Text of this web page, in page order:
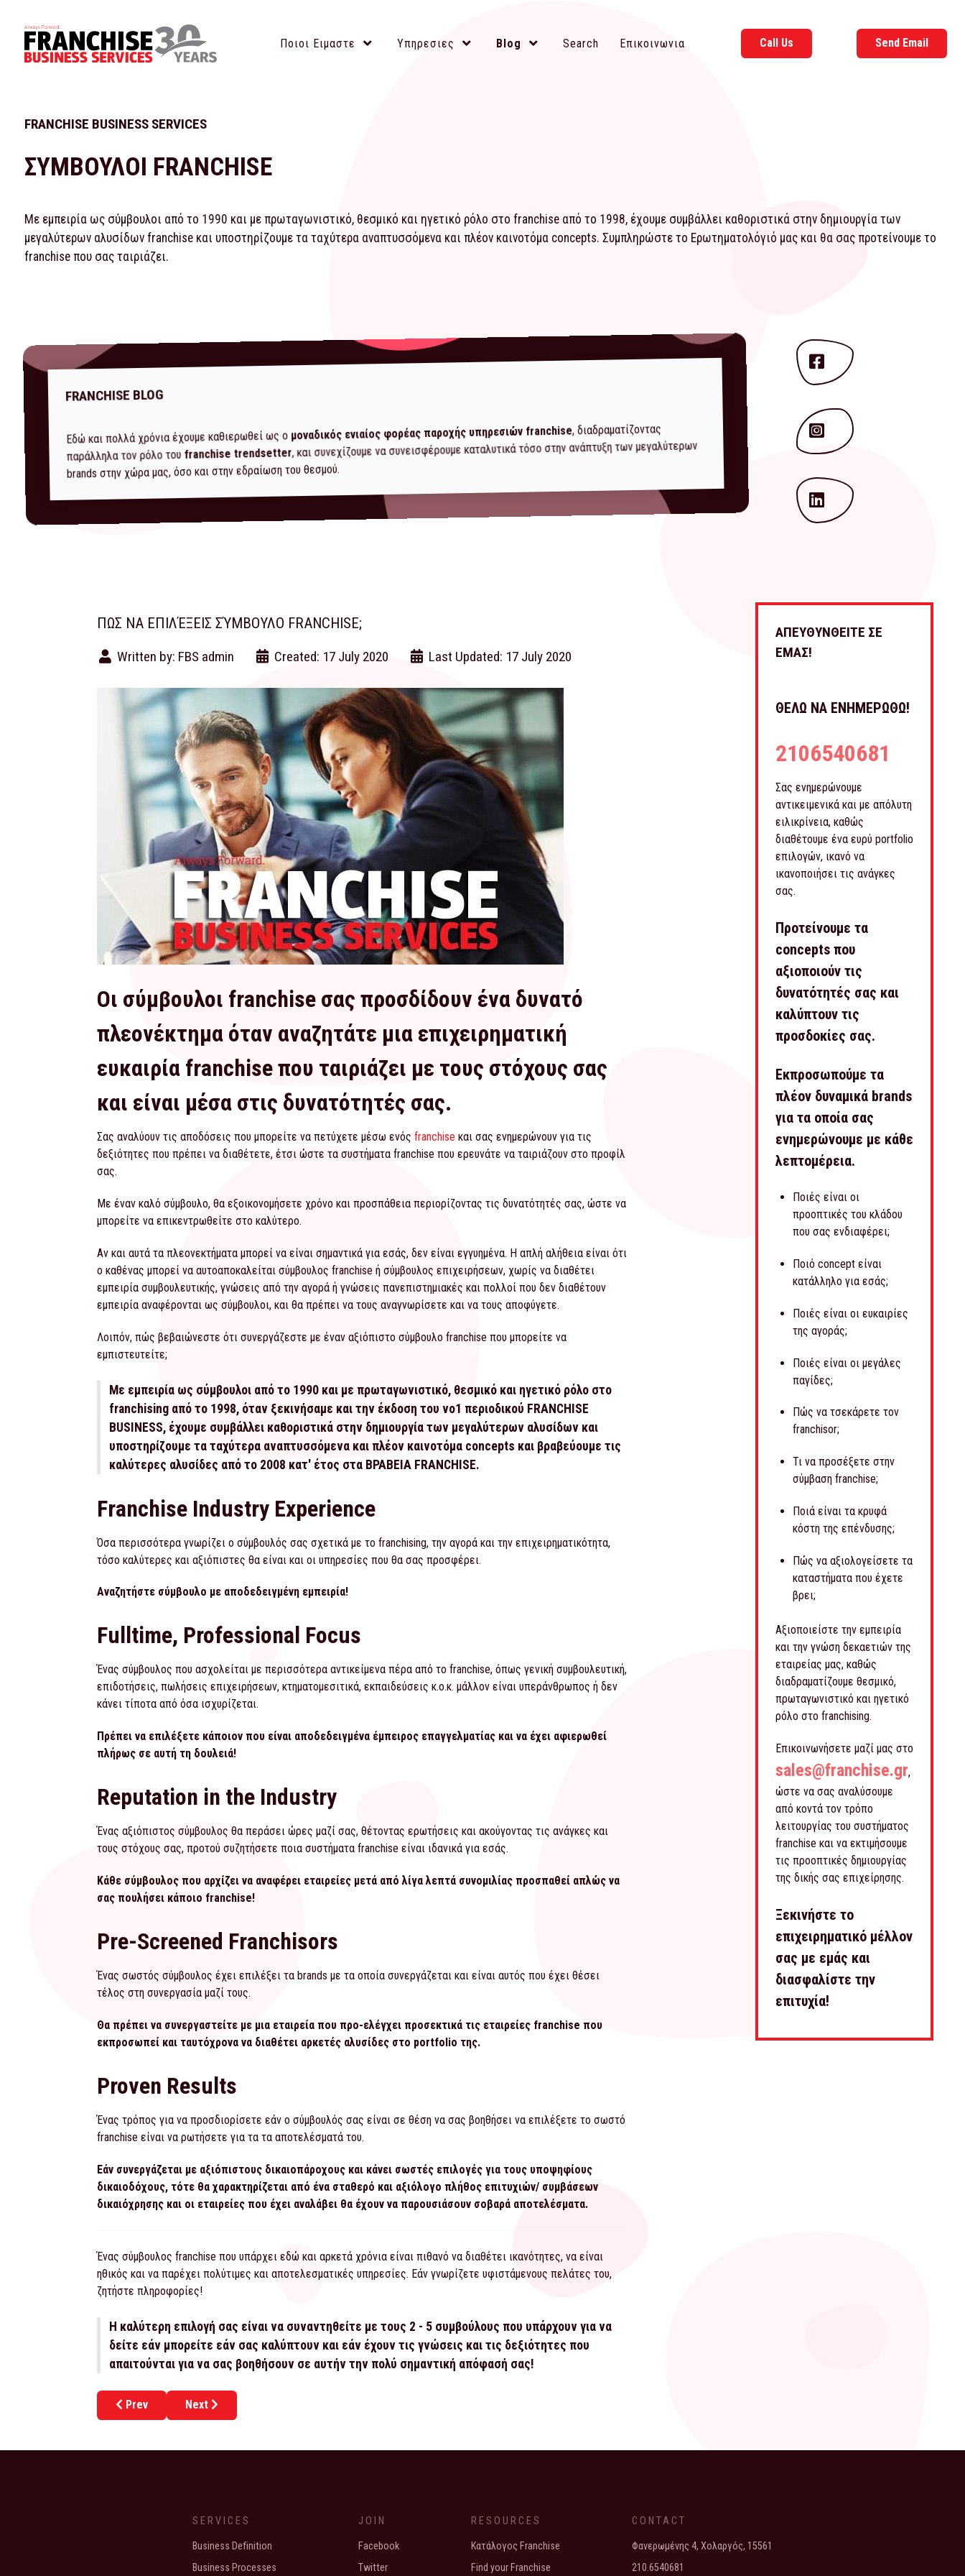
Ποιοι Ειμαστε Υπηρεσιες Blog Search Επικοινωνια Call Us Send Email
FRANCHISE BUSINESS SERVICES
ΣΥΜΒΟΥΛΟΙ FRANCHISE
Με εμπειρία ως σύμβουλοι από το 1990 και με πρωταγωνιστικό, θεσμικό και ηγετικό ρόλο στο franchise από το 1998, έχουμε συμβάλλει καθοριστικά στην δημιουργία των
μεγαλύτερων αλυσίδων franchise και υποστηρίζουμε τα ταχύτερα αναπτυσσόμενα και πλέον καινοτόμα concepts. Συμπληρώστε το Ερωτηματολόγιό μας και θα σας προτείνουμε το
franchise που σας ταιριάζει.
FRANCHISE BLOG
Εδώ και πολλά χρόνια έχουμε καθιερωθεί ως ο μοναδικός ενιαίος φορέας παροχής υπηρεσιών franchise, διαδραματίζοντας
παράλληλα τον ρόλο του franchise trendsetter, και συνεχίζουμε να συνεισφέρουμε καταλυτικά τόσο στην ανάπτυξη των μεγαλύτερων
brands στην χώρα μας, όσο και στην εδραίωση του θεσμού.
ΠΩΣ ΝΑ ΕΠΙΛΈΞΕΙΣ ΣΎΜΒΟΥΛΟ FRANCHISE;
Written by: FBS admin Created: 17 July 2020 Last Updated: 17 July 2020
Οι σύμβουλοι franchise σας προσδίδουν ένα δυνατό
πλεονέκτημα όταν αναζητάτε μια επιχειρηματική
ευκαιρία franchise που ταιριάζει με τους στόχους σας
και είναι μέσα στις δυνατότητές σας.
Σας αναλύουν τις αποδόσεις που μπορείτε να πετύχετε μέσω ενός franchise και σας ενημερώνουν για τις
δεξιότητες που πρέπει να διαθέτετε, έτσι ώστε τα συστήματα franchise που ερευνάτε να ταιριάζουν στο προφίλ
σας.
Με έναν καλό σύμβουλο, θα εξοικονομήσετε χρόνο και προσπάθεια περιορίζοντας τις δυνατότητές σας, ώστε να
μπορείτε να επικεντρωθείτε στο καλύτερο.
Αν και αυτά τα πλεονεκτήματα μπορεί να είναι σημαντικά για εσάς, δεν είναι εγγυημένα. Η απλή αλήθεια είναι ότι
ο καθένας μπορεί να αυτοαποκαλείται σύμβουλος franchise ή σύμβουλος επιχειρήσεων, χωρίς να διαθέτει
εμπειρία συμβουλευτικής, γνώσεις από την αγορά ή γνώσεις πανεπιστημιακές και πολλοί που δεν διαθέτουν
εμπειρία αναφέρονται ως σύμβουλοι, και θα πρέπει να τους αναγνωρίσετε και να τους αποφύγετε.
Λοιπόν, πώς βεβαιώνεστε ότι συνεργάζεστε με έναν αξιόπιστο σύμβουλο franchise που μπορείτε να
εμπιστευτείτε;
Με εμπειρία ως σύμβουλοι από το 1990 και με πρωταγωνιστικό, θεσμικό και ηγετικό ρόλο στο
franchising από το 1998, όταν ξεκινήσαμε και την έκδοση του νο1 περιοδικού FRANCHISE
BUSINESS, έχουμε συμβάλλει καθοριστικά στην δημιουργία των μεγαλύτερων αλυσίδων και
υποστηρίζουμε τα ταχύτερα αναπτυσσόμενα και πλέον καινοτόμα concepts και βραβεύουμε τις
καλύτερες αλυσίδες από το 2008 κατ' έτος στα ΒΡΑΒΕΙΑ FRANCHISE.
Franchise Industry Experience
Όσα περισσότερα γνωρίζει ο σύμβουλός σας σχετικά με το franchising, την αγορά και την επιχειρηματικότητα,
τόσο καλύτερες και αξιόπιστες θα είναι και οι υπηρεσίες που θα σας προσφέρει.
Αναζητήστε σύμβουλο με αποδεδειγμένη εμπειρία!
Fulltime, Professional Focus
Ένας σύμβουλος που ασχολείται με περισσότερα αντικείμενα πέρα από το franchise, όπως γενική συμβουλευτική,
επιδοτήσεις, πωλήσεις επιχειρήσεων, κτηματομεσιτικά, εκπαιδεύσεις κ.ο.κ. μάλλον είναι υπεράνθρωπος ή δεν
κάνει τίποτα από όσα ισχυρίζεται.
Πρέπει να επιλέξετε κάποιον που είναι αποδεδειγμένα έμπειρος επαγγελματίας και να έχει αφιερωθεί
πλήρως σε αυτή τη δουλειά!
Reputation in the Industry
Ένας αξιόπιστος σύμβουλος θα περάσει ώρες μαζί σας, θέτοντας ερωτήσεις και ακούγοντας τις ανάγκες και
τους στόχους σας, προτού συζητήσετε ποια συστήματα franchise είναι ιδανικά για εσάς.
Κάθε σύμβουλος που αρχίζει να αναφέρει εταιρείες μετά από λίγα λεπτά συνομιλίας προσπαθεί απλώς να
σας πουλήσει κάποιο franchise!
Pre-Screened Franchisors
Ένας σωστός σύμβουλος έχει επιλέξει τα brands με τα οποία συνεργάζεται και είναι αυτός που έχει θέσει
τέλος στη συνεργασία μαζί τους.
Θα πρέπει να συνεργαστείτε με μια εταιρεία που προ-ελέγχει προσεκτικά τις εταιρείες franchise που
εκπροσωπεί και ταυτόχρονα να διαθέτει αρκετές αλυσίδες στο portfolio της.
Proven Results
Ένας τρόπος για να προσδιορίσετε εάν ο σύμβουλός σας είναι σε θέση να σας βοηθήσει να επιλέξετε το σωστό
franchise είναι να ρωτήσετε για τα τα αποτελέσματά του.
Εάν συνεργάζεται με αξιόπιστους δικαιοπάροχους και κάνει σωστές επιλογές για τους υποψηφίους
δικαιοδόχους, τότε θα χαρακτηρίζεται από ένα σταθερό και αξιόλογο πλήθος επιτυχιών/ συμβάσεων
δικαιόχρησης και οι εταιρείες που έχει αναλάβει θα έχουν να παρουσιάσουν σοβαρά αποτελέσματα.
Ένας σύμβουλος franchise που υπάρχει εδώ και αρκετά χρόνια είναι πιθανό να διαθέτει ικανότητες, να είναι
ηθικός και να παρέχει πολύτιμες και αποτελεσματικές υπηρεσίες. Εάν γνωρίζετε υφιστάμενους πελάτες του,
ζητήστε πληροφορίες!
Η καλύτερη επιλογή σας είναι να συναντηθείτε με τους 2 - 5 συμβούλους που υπάρχουν για να
δείτε εάν μπορείτε εάν σας καλύπτουν και εάν έχουν τις γνώσεις και τις δεξιότητες που
απαιτούνται για να σας βοηθήσουν σε αυτήν την πολύ σημαντική απόφασή σας!
Previous article: franchise consulting: Τι σημαίνει
Prev Next article: Franchise Frequently Asked Questions
Next
ΑΠΕΥΘΥΝΘΕΙΤΕ ΣΕ
ΕΜΑΣ!
ΘΕΛΩ ΝΑ ΕΝΗΜΕΡΩΘΩ!
2106540681
Σας ενημερώνουμε
αντικειμενικά και με απόλυτη
ειλικρίνεια, καθώς
διαθέτουμε ένα ευρύ portfolio
επιλογών, ικανό να
ικανοποιήσει τις ανάγκες
σας.
Προτείνουμε τα
concepts που
αξιοποιούν τις
δυνατότητές σας και
καλύπτουν τις
προσδοκίες σας.
Εκπροσωπούμε τα
πλέον δυναμικά brands
για τα οποία σας
ενημερώνουμε με κάθε
λεπτομέρεια.
Ποιές είναι οι
προοπτικές του κλάδου
που σας ενδιαφέρει;
Ποιό concept είναι
κατάλληλο για εσάς;
Ποιές είναι οι ευκαιρίες
της αγοράς;
Ποιές είναι οι μεγάλες
παγίδες;
Πώς να τσεκάρετε τον
franchisor;
Τι να προσέξετε στην
σύμβαση franchise;
Ποιά είναι τα κρυφά
κόστη της επένδυσης;
Πώς να αξιολογείσετε τα
καταστήματα που έχετε
βρει;
Αξιοποιείστε την εμπειρία
και την γνώση δεκαετιών της
εταιρείας μας, καθώς
διαδραματίζουμε θεσμικό,
πρωταγωνιστικό και ηγετικό
ρόλο στο franchising.
Επικοινωνήσετε μαζί μας στο
sales@franchise.gr,
ώστε να σας αναλύσουμε
από κοντά τον τρόπο
λειτουργίας του συστήματος
franchise και να εκτιμήσουμε
τις προοπτικές δημιουργίας
της δικής σας επιχείρησης.
Ξεκινήστε το
επιχειρηματικό μέλλον
σας με εμάς και
διασφαλίστε την
επιτυχία!
SERVICES
Business Definition
Business Processes
JOIN
Facebook
Twitter
RESOURCES
Κατάλογος Franchise
Find your Franchise
CONTACT
Φανερωμένης 4, Χολαργός, 15561
210.6540681